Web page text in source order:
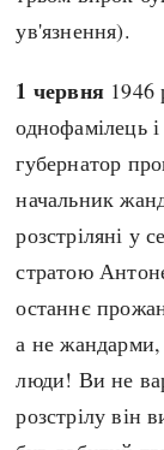
ув'язнення).
1 червня 1946
однофамілець
губернатор
начальник
розстріляні у
стратою
останнє
а не жандарми,
люди! Ви не
розстрілу він